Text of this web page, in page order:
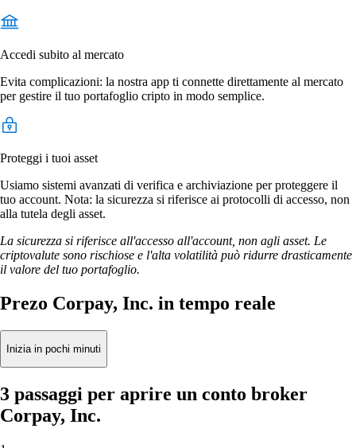
Accedi subito al mercato
Evita complicazioni: la nostra app ti connette direttamente al mercato
per gestire il tuo portafoglio cripto in modo semplice.
Proteggi i tuoi asset
Usiamo sistemi avanzati di verifica e archiviazione per proteggere il
tuo account. Nota: la sicurezza si riferisce ai protocolli di accesso, non
alla tutela degli asset.
La sicurezza si riferisce all'accesso all'account, non agli asset. Le
criptovalute sono rischiose e l'alta volatilità può ridurre drasticamente
il valore del tuo portafoglio.
Prezo Corpay, Inc. in tempo reale
Inizia in pochi minuti
3 passaggi per aprire un conto broker
Corpay, Inc.